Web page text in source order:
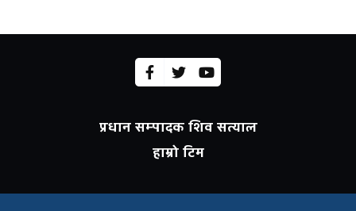
प्रधान सम्पादक शिव सत्याल
हाम्रो टिम